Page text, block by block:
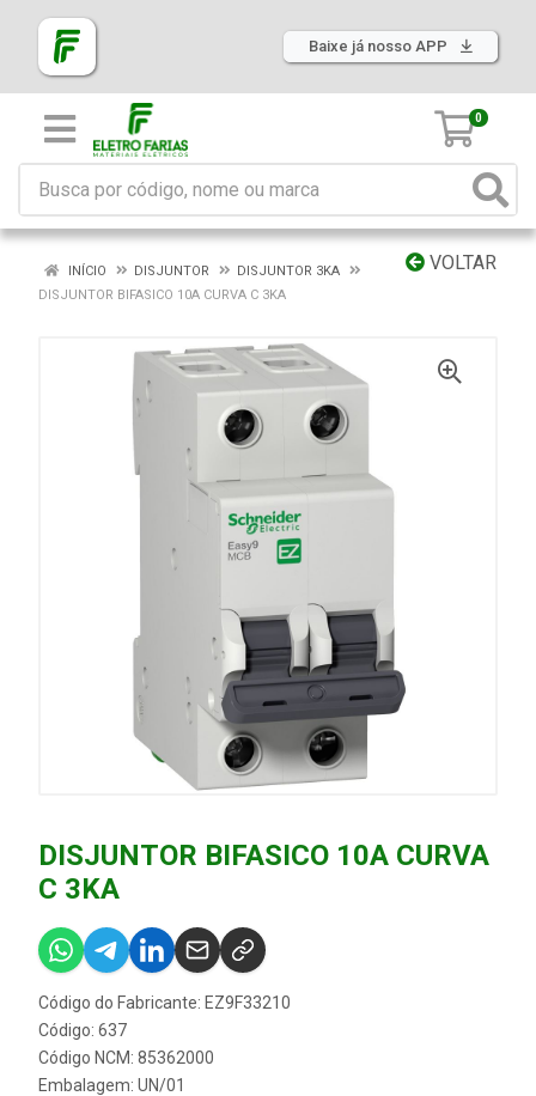
Baixe já nosso APP
0
VOLTAR
INÍCIO DISJUNTOR
DISJUNTOR 3KA
DISJUNTOR BIFASICO 10A CURVA C 3KA
DISJUNTOR BIFASICO 10A CURVA
C 3KA
Código do Fabricante: EZ9F33210
Código: 637
Código NCM: 85362000
Embalagem: UN/01